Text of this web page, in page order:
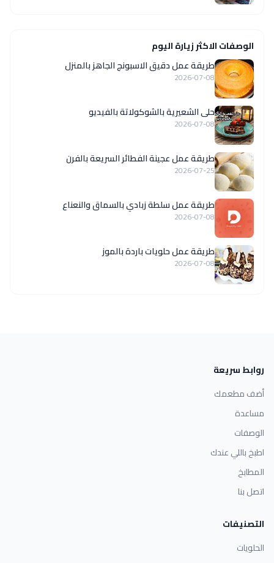
الوصفات الاكثر زيارة اليوم
طريقة عمل دقيق الاسبونج الجاهز بالمنزل
2026-07-08
حلى الشعيرية بالشوكولاتة بالفيديو
2026-07-08
طريقة عمل عجينة الفطائر السريعة بالفرن
2026-07-25
طريقة عمل سلطة زبادي بالسماق والنعناع
2026-07-08
طريقة عمل حلويات باردة بالموز
2026-07-08
روابط سريعة
أضف مطعمك
مساعدة
الوصفات
اطبخ باللي عندك
المطابخ
اتصل بنا
التصنيفات
الحلويات